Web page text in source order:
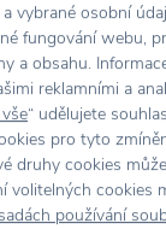
vybrané osobní
fungování webu,
a obsahu.
reklamními a
“ udělujete
pro tyto
druhy cookies
volitelných cookies
používání